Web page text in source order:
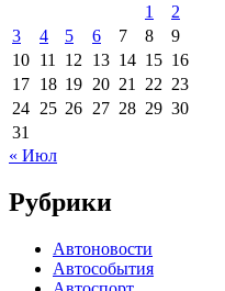
1
2
3
4 5 6 7 8
9
10 11 12 13 14 15 16
17 18 19 20 21 22 23
24 25 26 27 28 29 30
31
« Июл
Рубрики
Автоновости
Автособытия